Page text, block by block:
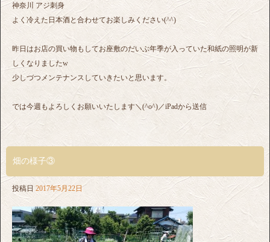
神奈川 アジ刺身
よく冷えた日本酒と合わせてお楽しみください(^^)
昨日はお店の買い物もしてお座敷のだいぶ年季が入っていた和紙の照明が新
しくなりましたw
少しづつメンテナンスしていきたいと思います。
では今週もよろしくお願いいたします＼(^o^)／iPadから送信
畑の様子③
投稿日 2017年5月22日